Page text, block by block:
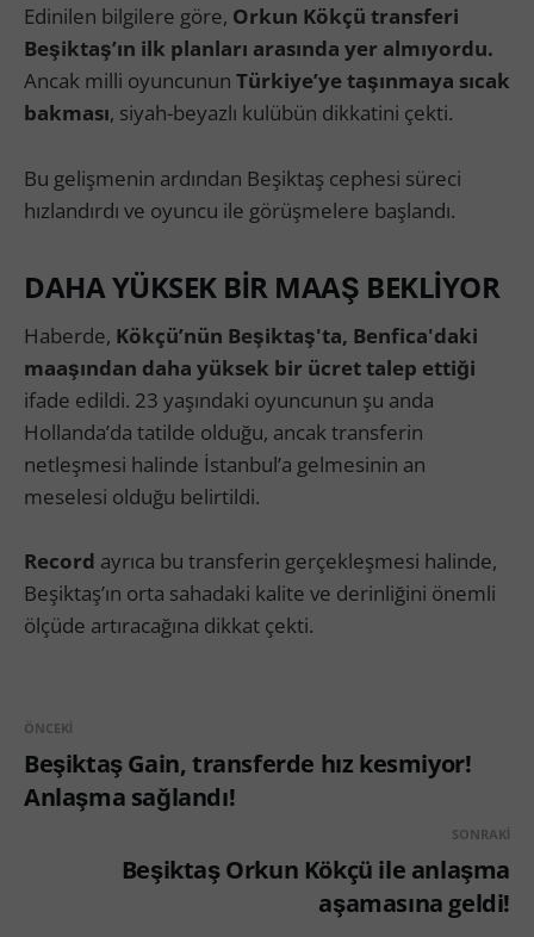
Edinilen bilgilere göre, Orkun Kökçü transferi
Beşiktaş’ın ilk planları arasında yer almıyordu.
Ancak milli oyuncunun Türkiye’ye taşınmaya sıcak
bakması, siyah-beyazlı kulübün dikkatini çekti.
Bu gelişmenin ardından Beşiktaş cephesi süreci
hızlandırdı ve oyuncu ile görüşmelere başlandı.
DAHA YÜKSEK BİR MAAŞ BEKLİYOR
Haberde, Kökçü’nün Beşiktaş'ta, Benfica'daki
maaşından daha yüksek bir ücret talep ettiği
ifade edildi. 23 yaşındaki oyuncunun şu anda
Hollanda’da tatilde olduğu, ancak transferin
netleşmesi halinde İstanbul’a gelmesinin an
meselesi olduğu belirtildi.
Record ayrıca bu transferin gerçekleşmesi halinde,
Beşiktaş’ın orta sahadaki kalite ve derinliğini önemli
ölçüde artıracağına dikkat çekti.
ÖNCEKI
Beşiktaş Gain, transferde hız kesmiyor!
Anlaşma sağlandı!
SONRAKI
Beşiktaş Orkun Kökçü ile anlaşma
aşamasına geldi!